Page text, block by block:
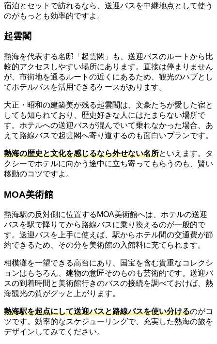
宿泊とセットで訪れるなら、送迎バスを中継地点として使う
のがもっとも効率的ですよ。
起雲閣
熱海を代表する名邸「起雲閣」も、送迎バスのルートから比
較的アクセスしやすい場所にあります。直接は停まりません
が、市街地を通るルートの近くにあるため、観光のハブとし
てホテルバスを活用できるケースがあります。
大正・昭和の建築美が残る起雲閣は、文豪たちが愛した宿と
しても知られており、歴史好きな人にはたまらない場所で
す。ホテルへの送迎バスが混んでいて乗れなかった場合、あ
えて路線バスで起雲閣へ寄り道するのも面白いプランです。
熱海の歴史と文化を感じるなら外せない名所といえます。タ
クシーでホテルに向かう途中に立ち寄ってもらうのも、賢い
移動のコツですよ。
MOA美術館
熱海駅の反対側に位置するMOA美術館へは、ホテルの送迎
バスを駅で降りてから路線バスに乗り換えるのが一般的で
す。送迎バスを上手に使えば、駅からホテル間の交通費が節
約できるため、その分を美術館の入館料に充てられます。
相模灘を一望できる高台にあり、国宝を含む貴重なコレクシ
ョンはもちろん、建物の意匠そのものも芸術的です。送迎バ
スの到着時間と美術館行きのバスの接続を調べておけば、熱
海観光の質がグッと上がります。
熱海駅を起点にして送迎バスと路線バスを使い分けるのがコ
ツです。効率的なスケジューリングで、充実した熱海の旅を
デザインしてみてください。